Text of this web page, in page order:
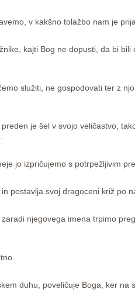
v kakšno tolažbo nam je
kajti Bog ne dopusti, da bi bili
služiti, ne gospodovati ter z
je šel v svojo veličastvo,
jo izpričujemo s potrpežljivim
postavlja svoj dragoceni križ po
njegovega imena trpimo
duhu, poveličuje Boga, ker na